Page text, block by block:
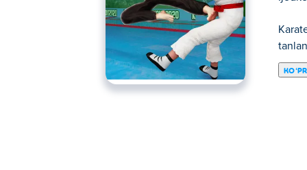
Har bir o‘yinda hayajonli harakatlarni
Jangchini tanlang, karate, kung-fu va